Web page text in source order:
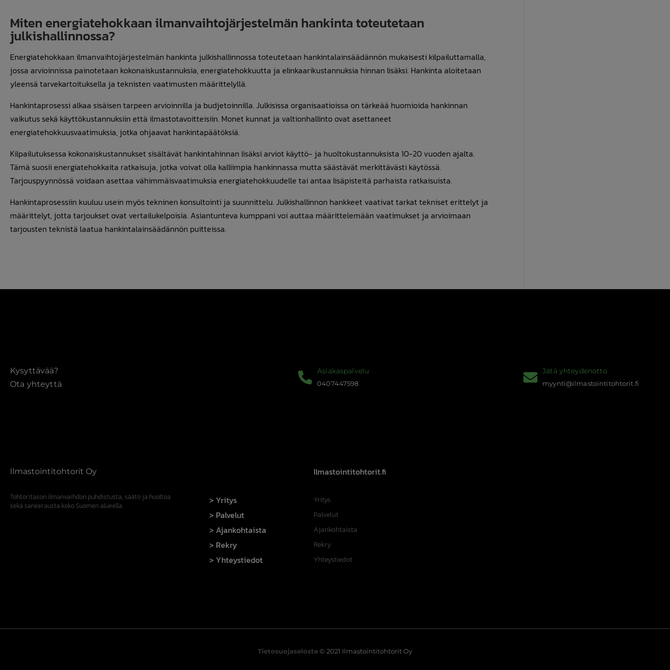
Miten energiatehokkaan ilmanvaihtojärjestelmän hankinta toteutetaan
julkishallinnossa?
Energiatehokkaan ilmanvaihtojärjestelmän hankinta julkishallinnossa toteutetaan hankintalainsäädännön mukaisesti kilpailuttamalla,
jossa arvioinnissa painotetaan kokonaiskustannuksia, energiatehokkuutta ja elinkaarikustannuksia hinnan lisäksi. Hankinta aloitetaan
yleensä tarvekartoituksella ja teknisten vaatimusten määrittelyllä.
Hankintaprosessi alkaa sisäisen tarpeen arvioinnilla ja budjetoinnilla. Julkisissa organisaatioissa on tärkeää huomioida hankinnan
vaikutus sekä käyttökustannuksiin että ilmastotavoitteisiin. Monet kunnat ja valtionhallinto ovat asettaneet
energiatehokkuusvaatimuksia, jotka ohjaavat hankintapäätöksiä.
Kilpailutuksessa kokonaiskustannukset sisältävät hankintahinnan lisäksi arviot käyttö- ja huoltokustannuksista 10-20 vuoden ajalta.
Tämä suosii energiatehokkaita ratkaisuja, jotka voivat olla kalliimpia hankinnassa mutta säästävät merkittävästi käytössä.
Tarjouspyynnössä voidaan asettaa vähimmäisvaatimuksia energiatehokkuudelle tai antaa lisäpisteitä parhaista ratkaisuista.
Hankintaprosessiin kuuluu usein myös tekninen konsultointi ja suunnittelu. Julkishallinnon hankkeet vaativat tarkat tekniset erittelyt ja
määrittelyt, jotta tarjoukset ovat vertailukelpoisia. Asiantunteva kumppani voi auttaa määrittelemään vaatimukset ja arvioimaan
tarjousten teknistä laatua hankintalainsäädännön puitteissa.
Kysyttävää?
Ota yhteyttä
Asiakaspalvelu
0407447598
Jätä yhteydenotto
myynti@ilmastointitohtorit.fi
Ilmastointitohtorit Oy
Tohtoritason ilmanvaihdon puhdistusta, säätö ja huoltoa
sekä saneerausta koko Suomen alueella.
Yritys
Palvelut
Ajankohtaista
Rekry
Yhteystiedot
Ilmastointitohtorit.fi
Yritys
Palvelut
Ajankohtaista
Rekry
Yhteystiedot
Tietosuojaseloste© 2021 Ilmastointitohtorit Oy